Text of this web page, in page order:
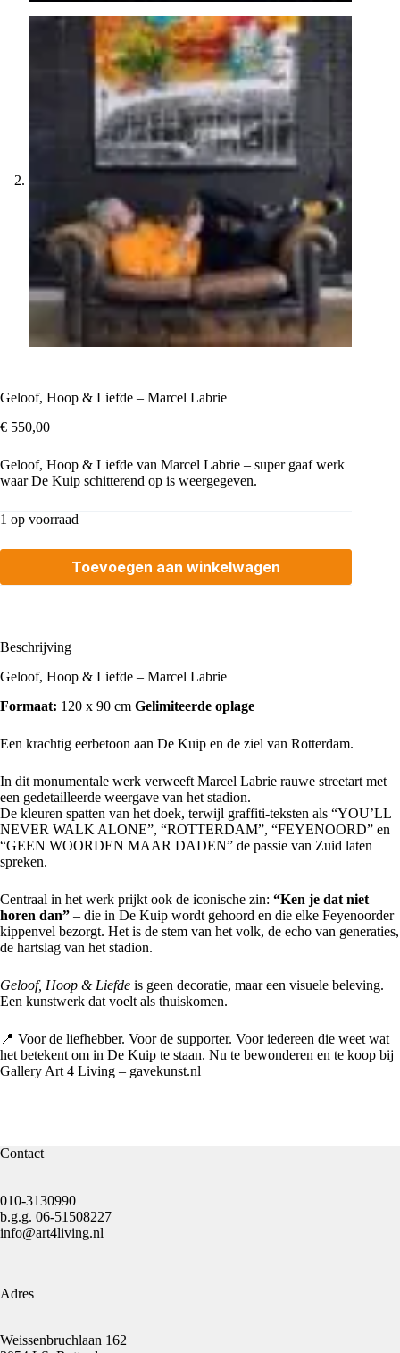
Geloof, Hoop & Liefde – Marcel Labrie
€ 550,00
Geloof, Hoop & Liefde van Marcel Labrie – super gaaf werk
waar De Kuip schitterend op is weergegeven.
1 op voorraad
Toevoegen aan winkelwagen
Beschrijving
Geloof, Hoop & Liefde – Marcel Labrie
Formaat: 120 x 90 cm Gelimiteerde oplage
Een krachtig eerbetoon aan De Kuip en de ziel van Rotterdam.
In dit monumentale werk verweeft Marcel Labrie rauwe streetart met
een gedetailleerde weergave van het stadion.
De kleuren spatten van het doek, terwijl graffiti-teksten als “YOU’LL
NEVER WALK ALONE”, “ROTTERDAM”, “FEYENOORD” en
“GEEN WOORDEN MAAR DADEN” de passie van Zuid laten
spreken.
Centraal in het werk prijkt ook de iconische zin: “Ken je dat niet
horen dan” – die in De Kuip wordt gehoord en die elke Feyenoorder
kippenvel bezorgt. Het is de stem van het volk, de echo van generaties,
de hartslag van het stadion.
Geloof, Hoop & Liefde is geen decoratie, maar een visuele beleving.
Een kunstwerk dat voelt als thuiskomen.
📍 Voor de liefhebber. Voor de supporter. Voor iedereen die weet wat
het betekent om in De Kuip te staan. Nu te bewonderen en te koop bij
Gallery Art 4 Living – gavekunst.nl
Contact
010-3130990
b.g.g. 06-51508227
info@art4living.nl
Adres
Weissenbruchlaan 162